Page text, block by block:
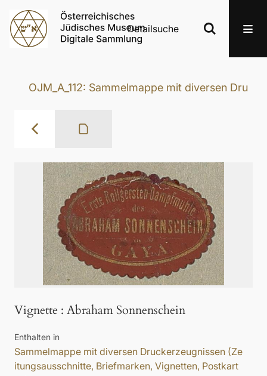
Detailsuche
OJM_A_112: Sammelmappe mit diversen
Vignette : Abraham Sonnenschein
Enthalten in
Sammelmappe mit diversen Druckerzeugnissen (Ze
itungsausschnitte, Briefmarken, Vignetten, Postkart